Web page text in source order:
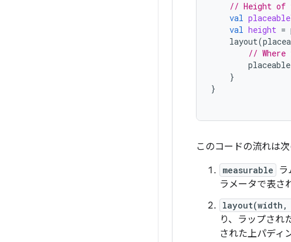
// Height of
val
val height =
layout(
// Where
placeable
}
}
このコードの流れは次
measurable
ラメータで表さ
り、ラップされ
された上パディ